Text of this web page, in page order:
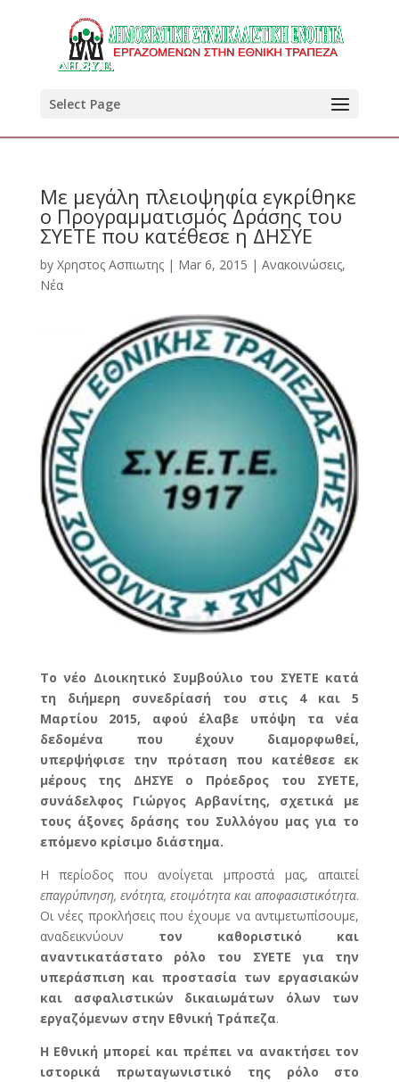
Select Page
Με μεγάλη πλειοψηφία εγκρίθηκε
ο Προγραμματισμός Δράσης του
ΣΥΕΤΕ που κατέθεσε η ΔΗΣΥΕ
by Χρηστος Ασπιωτης| Mar 6, 2015 | Ανακοινώσεις,
Νέα
Το νέο Διοικητικό Συμβούλιο του ΣΥΕΤΕ κατά
τη διήμερη συνεδρίασή του στις 4 και 5
Μαρτίου 2015, αφού έλαβε υπόψη τα νέα
δεδομένα που έχουν διαμορφωθεί,
υπερψήφισε την πρόταση που κατέθεσε εκ
μέρους της ΔΗΣΥΕ ο Πρόεδρος του ΣΥΕΤΕ,
συνάδελφος Γιώργος Αρβανίτης, σχετικά με
τους άξονες δράσης του Συλλόγου μας για το
επόμενο κρίσιμο διάστημα.
Η περίοδος που ανοίγεται μπροστά μας, απαιτεί
επαγρύπνηση, ενότητα, ετοιμότητα και αποφασιστικότητα.
Οι νέες προκλήσεις που έχουμε να αντιμετωπίσουμε,
αναδεικνύουν τον καθοριστικό και
αναντικατάστατο ρόλο του ΣΥΕΤΕ για την
υπεράσπιση και προστασία των εργασιακών
και ασφαλιστικών δικαιωμάτων όλων των
εργαζόμενων στην Εθνική Τράπεζα.
Η Εθνική μπορεί και πρέπει να ανακτήσει τον
ιστορικά πρωταγωνιστικό της ρόλο στο